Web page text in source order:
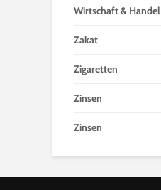
Wirtschaft & Handel
Zakat
Zigaretten
Zinsen
Zinsen